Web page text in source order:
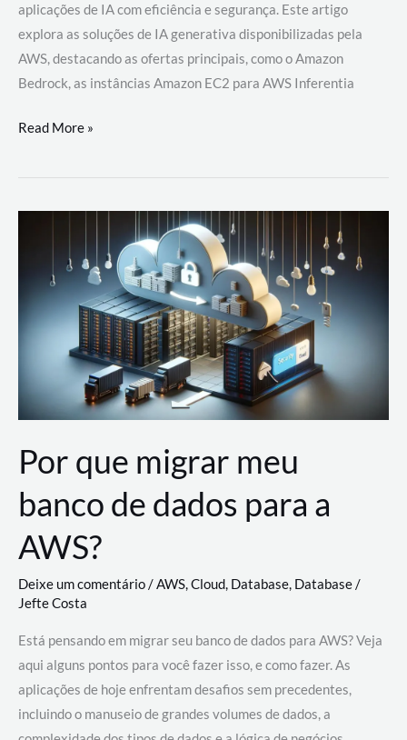
aplicações de IA com eficiência e segurança. Este artigo
explora as soluções de IA generativa disponibilizadas pela
AWS, destacando as ofertas principais, como o Amazon
Bedrock, as instâncias Amazon EC2 para AWS Inferentia
Utilizando
Soluções
AWS
Read More »
Por que migrar meu
banco de dados para a
AWS?
Deixe um comentário/AWS,Cloud, Database, Database/
Jefte Costa
Está pensando em migrar seu banco de dados para AWS? Veja
aqui alguns pontos para você fazer isso, e como fazer. As
aplicações de hoje enfrentam desafios sem precedentes,
incluindo o manuseio de grandes volumes de dados, a